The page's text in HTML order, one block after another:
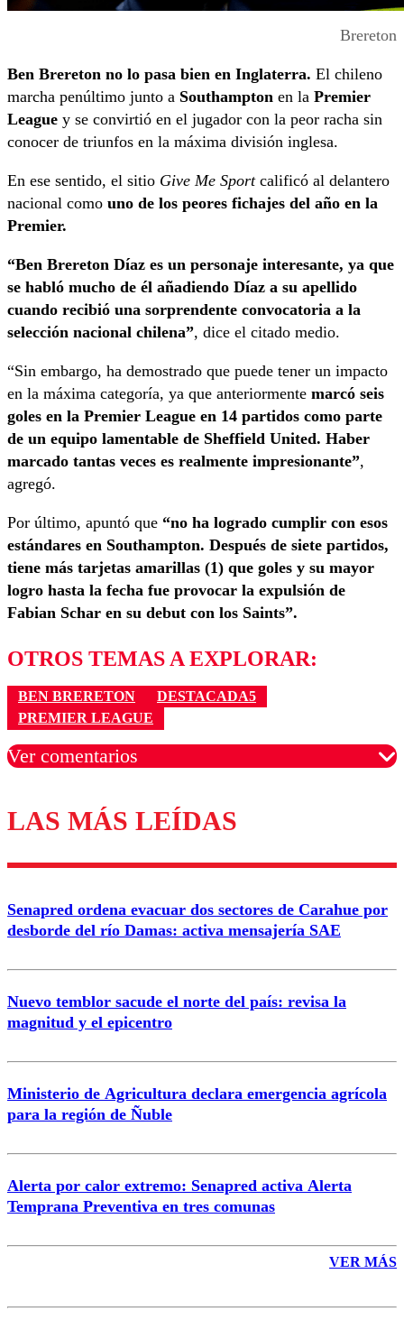
Brereton
Ben Brereton no lo pasa bien en Inglaterra. El chileno
marcha penúltimo junto a Southampton en la Premier
League y se convirtió en el jugador con la peor racha sin
conocer de triunfos en la máxima división inglesa.
En ese sentido, el sitio Give Me Sportcalificó al delantero
nacional como uno de los peores fichajes del año en la
Premier.
“Ben Brereton Díaz es un personaje interesante, ya que
se habló mucho de él añadiendo Díaz a su apellido
cuando recibió una sorprendente convocatoria a la
selección nacional chilena”, dice el citado medio.
“Sin embargo, ha demostrado que puede tener un impacto
en la máxima categoría, ya que anteriormente marcó seis
goles en la Premier League en 14 partidos como parte
de un equipo lamentable de Sheffield United. Haber
marcado tantas veces es realmente impresionante”,
agregó.
Por último, apuntó que “no ha logrado cumplir con esos
estándares en Southampton. Después de siete partidos,
tiene más tarjetas amarillas (1) que goles y su mayor
logro hasta la fecha fue provocar la expulsión de
Fabian Schar en su debut con los Saints”.
OTROS TEMAS A EXPLORAR:
BEN BRERETON
DESTACADA5
PREMIER LEAGUE
Ver comentarios
Los comentarios son moderados para garantizar un
diálogo respetuoso.
Nombre
Correo
LAS MÁS LEÍDAS
Senapred ordena evacuar dos sectores de Carahue por
desborde del río Damas: activa mensajería SAE
Nuevo temblor sacude el norte del país: revisa la
magnitud y el epicentro
Ministerio de Agricultura declara emergencia agrícola
para la región de Ñuble
Alerta por calor extremo: Senapred activa Alerta
Temprana Preventiva en tres comunas
VER MÁS